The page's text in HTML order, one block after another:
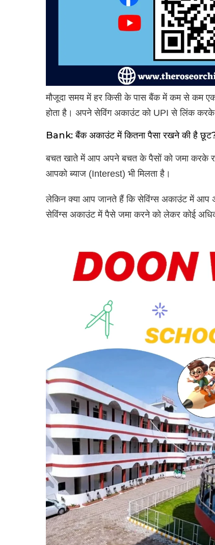
मौजूदा समय में हर किसी के पास बैंक में कम से कम
होता है। अपने सेविंग अकाउंट को UPI से लिंक
Bank: बैंक अकाउंट में कितना पैसा रखने की है
बचत खाते में आप अपने बचत के पैसों को जमा करके
आपको ब्याज (Interest) भी मिलता है।
लेकिन क्या आप जानते हैं कि सेविंग्स अकाउंट में आप
सेविंग्स अकाउंट में पैसे जमा करने को लेकर कोई